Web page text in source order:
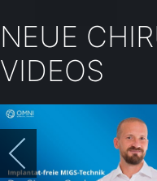
NEUE
VIDEOS